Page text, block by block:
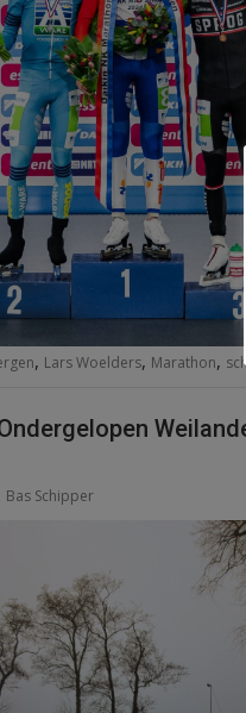
, Lars Woelders, Marathon,
Bas Schipper